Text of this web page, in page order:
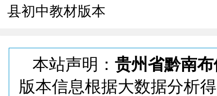
县初中教材版本
本站声明： 贵州省黔南
版本信息根据大数据分析